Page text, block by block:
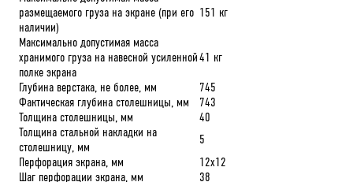
размещаемого груза на экране (при его
наличии)
151 кг
Максимально допустимая масса
хранимого груза на навесной усиленной
полке экрана
41 кг
Глубина верстака, не более, мм
745
Фактическая глубина столешницы, мм
743
Толщина столешницы, мм
40
Толщина стальной накладки на
столешницу, мм
5
Перфорация экрана, мм
12х12
Шаг перфорации экрана, мм
38